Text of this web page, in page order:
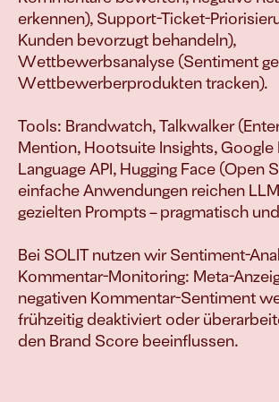
Events
Experts
erkennen), Support-Ticket-
Kunden bevorzugt behandeln),
Wettbewerbsanalyse (Sentiment
Wettbewerberprodukten tracken).
Tools: Brandwatch, Talkwalker
Mention, Hootsuite Insights, Google
Language API, Hugging Face (Open
einfache Anwendungen reichen
gezielten Prompts – pragmatisch
Bei SOLIT nutzen wir Sentiment-
Kommentar-Monitoring: Meta-
negativen Kommentar-Sentiment
frühzeitig deaktiviert oder
den Brand Score beeinflussen.